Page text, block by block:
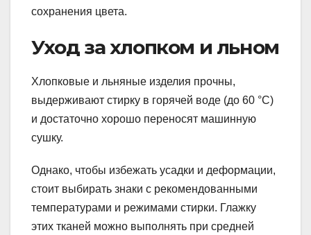
сохранения цвета.
Уход за хлопком и льном
Хлопковые и льняные изделия прочны,
выдерживают стирку в горячей воде (до 60 °С)
и достаточно хорошо переносят машинную
сушку.
Однако, чтобы избежать усадки и деформации,
стоит выбирать знаки с рекомендованными
температурами и режимами стирки. Глажку
этих тканей можно выполнять при средней